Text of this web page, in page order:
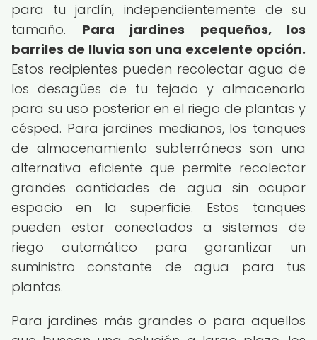
para tu jardín, independientemente de su
tamaño. Para jardines pequeños, los
barriles de lluvia son una excelente opción.
Estos recipientes pueden recolectar agua de
los desagües de tu tejado y almacenarla
para su uso posterior en el riego de plantas y
césped. Para jardines medianos, los tanques
de almacenamiento subterráneos son una
alternativa eficiente que permite recolectar
grandes cantidades de agua sin ocupar
espacio en la superficie. Estos tanques
pueden estar conectados a sistemas de
riego automático para garantizar un
suministro constante de agua para tus
plantas.
Para jardines más grandes o para aquellos